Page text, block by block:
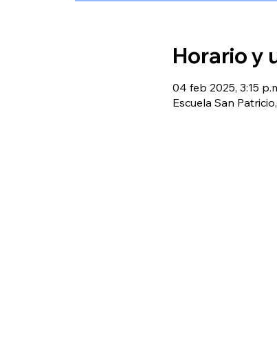
Horario y
04 feb 2025, 3:15
Escuela San